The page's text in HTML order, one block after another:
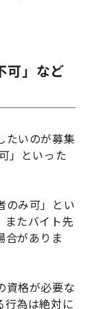
可」など
たいのが募集
」といった
のみ可」とい
またバイト先
合がありま
資格が必要な
行為は絶対に